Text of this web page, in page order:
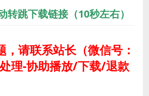
转跳下载链接（10秒左右）
，请联系站长（微信号：
处理-协助播放/下载/退款